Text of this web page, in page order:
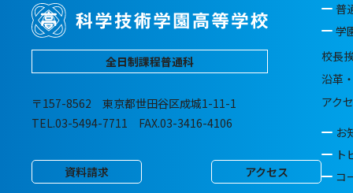
全日制課程普通科
〒157-8562 東京都世田谷区成城1-11-1
TEL.03-5494-7711 FAX.03-3416-4106
資料請求 アクセス
普
学
校長
沿革
アク
お
ト
コ